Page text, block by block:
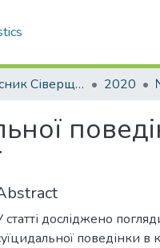
Науковий вісник Сіверщини. Серія: Освіта. Соціальні та поведінкові науки 2020
статті досліджено
поведінки в